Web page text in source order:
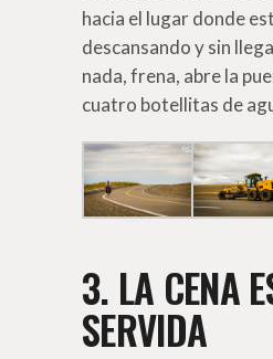
hacia el lugar donde
descansando y sin
nada, frena, abre la
cuatro botellitas de
3. LA CENA
SERVIDA